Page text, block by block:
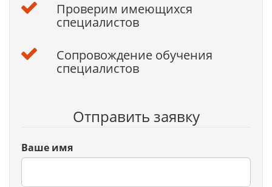
Проверим имеющихся
специалистов
Сопровождение обучения
специалистов
Отправить заявку
Ваше имя